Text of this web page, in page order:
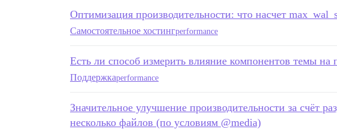
Оптимизация производительности: что насчет
Самостоятельное хостингperformance
Есть ли способ измерить влияние компонентов темы на
Поддержкаperformance
Значительное улучшение производительности за счёт
несколько файлов (по условиям @media)